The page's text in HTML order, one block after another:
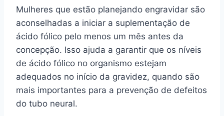
Mulheres que estão planejando engravidar são
aconselhadas a iniciar a suplementação de
ácido fólico pelo menos um mês antes da
concepção. Isso ajuda a garantir que os níveis
de ácido fólico no organismo estejam
adequados no início da gravidez, quando são
mais importantes para a prevenção de defeitos
do tubo neural.